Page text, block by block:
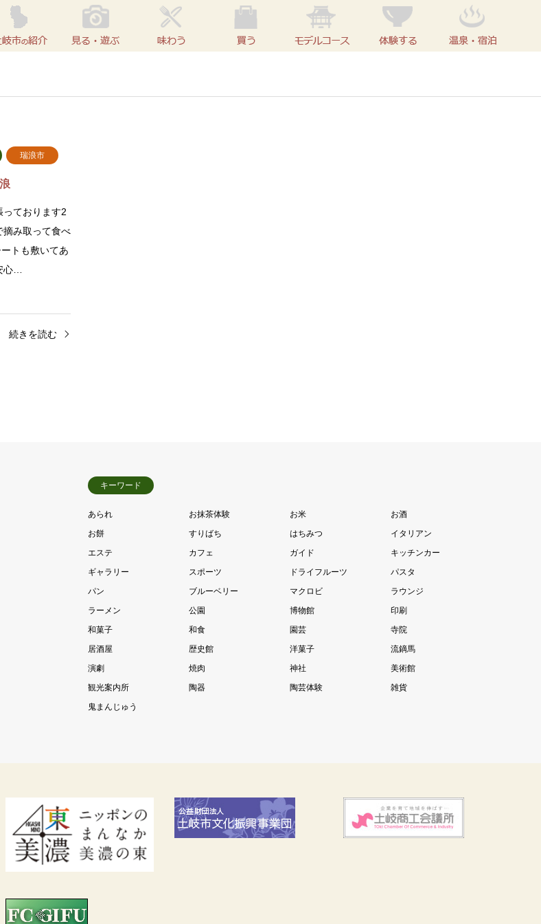
瑞浪市
っております2
摘み取って食べ
トも敷いてあ
心…
続きを読む
キーワード
あられ お抹茶体験 お米
お酒
お餅
すりばち はちみつ
イタリアン
エステ
カフェ ガイド
キッチンカー
ギャラリー
スポーツ ドライフルーツ
パスタ
パン
ブルーベリー マクロビ
ラウンジ
ラーメン
公園 博物館
印刷
和菓子
和食 園芸
寺院
居酒屋
歴史館 洋菓子
流鏑馬
演劇
焼肉 神社
美術館
観光案内所
陶器 陶芸体験
雑貨
鬼まんじゅう